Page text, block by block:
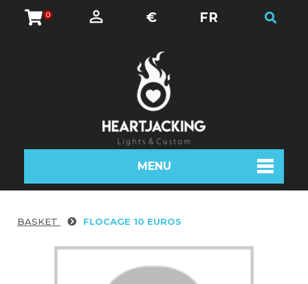
0 € FR
MENU
BASKET FLOCAGE 10 EUROS